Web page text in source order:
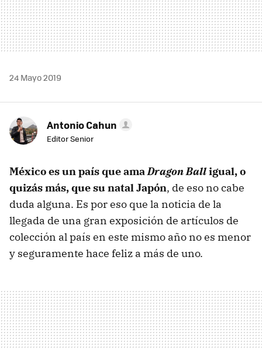
24 Mayo 2019
Antonio Cahun
Editor Senior
México es un país que amaDragon Balligual, o
quizás más, que su natal Japón, de eso no cabe
duda alguna. Es por eso que la noticia de la
llegada de una gran exposición de artículos de
colección al país en este mismo año no es menor
y seguramente hace feliz a más de uno.